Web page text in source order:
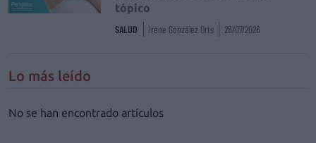
tópico
SALUD Irene González Orts 28/07/2026
Lo más leído
No se han encontrado artículos